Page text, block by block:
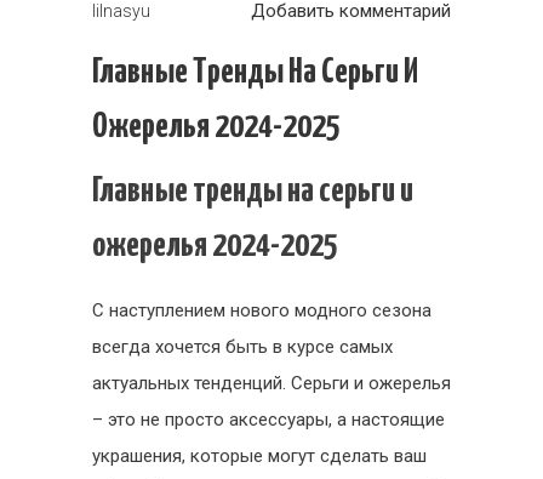
lilnasyu
Добавить комментарий
Главные Тренды На Серьги И
Ожерелья 2024-2025
Главные тренды на серьги и
ожерелья 2024-2025
С наступлением нового модного сезона
всегда хочется быть в курсе самых
актуальных тенденций. Серьги и ожерелья
– это не просто аксессуары, а настоящие
украшения, которые могут сделать ваш